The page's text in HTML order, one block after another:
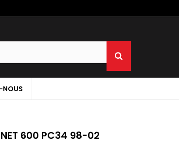
NOUS
600 PC34 98-02